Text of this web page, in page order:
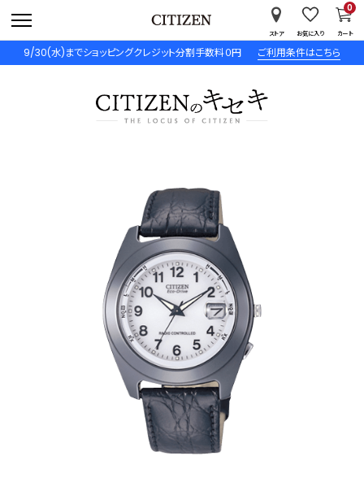
9/30(水)までショッピングクレジット分割手数料０円 ご利用条件はこちら
ストア お気に入り カート
0